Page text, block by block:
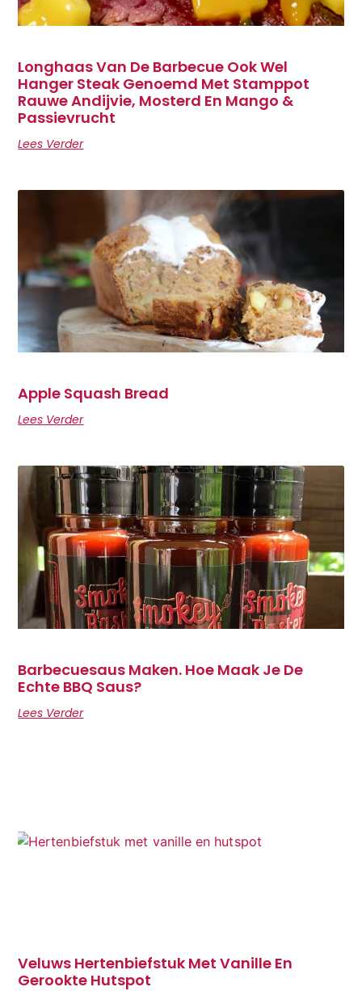
Longhaas Van De Barbecue Ook Wel
Hanger Steak Genoemd Met Stamppot
Rauwe Andijvie, Mosterd En Mango &
Passievrucht
Lees Verder
Apple Squash Bread
Lees Verder
Barbecuesaus Maken. Hoe Maak Je De
Echte BBQ Saus?
Lees Verder
Veluws Hertenbiefstuk Met Vanille En
Gerookte Hutspot